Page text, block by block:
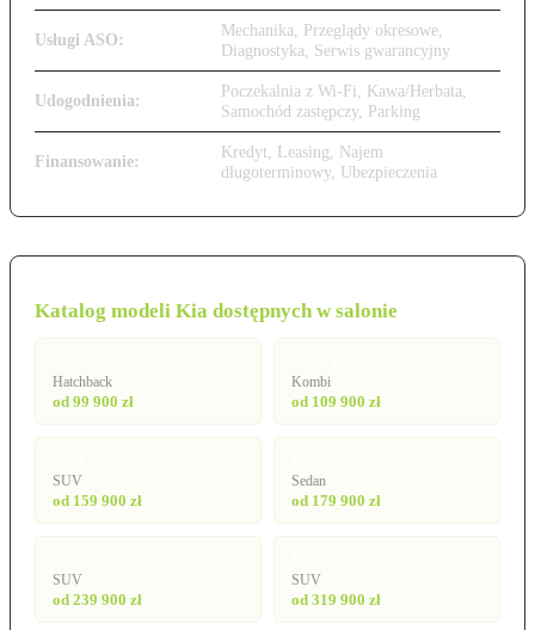
Usługi ASO:
Mechanika, Przeglądy okresowe,
Diagnostyka, Serwis gwarancyjny
Udogodnienia:
Poczekalnia z Wi-Fi, Kawa/Herbata,
Samochód zastępczy, Parking
Finansowanie:
Kredyt, Leasing, Najem
długoterminowy, Ubezpieczenia
Katalog modeli Kia dostępnych w salonie
Hatchback
od 99 900 zł
Kombi
od 109 900 zł
SUV
od 159 900 zł
Sedan
od 179 900 zł
SUV
od 239 900 zł
SUV
od 319 900 zł